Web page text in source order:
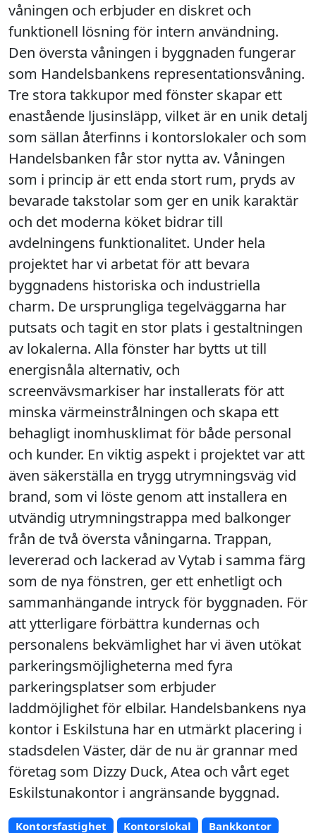
våningen och erbjuder en diskret och
funktionell lösning för intern användning.
Den översta våningen i byggnaden fungerar
som Handelsbankens representationsvåning.
Tre stora takkupor med fönster skapar ett
enastående ljusinsläpp, vilket är en unik detalj
som sällan återfinns i kontorslokaler och som
Handelsbanken får stor nytta av. Våningen
som i princip är ett enda stort rum, pryds av
bevarade takstolar som ger en unik karaktär
och det moderna köket bidrar till
avdelningens funktionalitet. Under hela
projektet har vi arbetat för att bevara
byggnadens historiska och industriella
charm. De ursprungliga tegelväggarna har
putsats och tagit en stor plats i gestaltningen
av lokalerna. Alla fönster har bytts ut till
energisnåla alternativ, och
screenvävsmarkiser har installerats för att
minska värmeinstrålningen och skapa ett
behagligt inomhusklimat för både personal
och kunder. En viktig aspekt i projektet var att
även säkerställa en trygg utrymningsväg vid
brand, som vi löste genom att installera en
utvändig utrymningstrappa med balkonger
från de två översta våningarna. Trappan,
levererad och lackerad av Vytab i samma färg
som de nya fönstren, ger ett enhetligt och
sammanhängande intryck för byggnaden. För
att ytterligare förbättra kundernas och
personalens bekvämlighet har vi även utökat
parkeringsmöjligheterna med fyra
parkeringsplatser som erbjuder
laddmöjlighet för elbilar. Handelsbankens nya
kontor i Eskilstuna har en utmärkt placering i
stadsdelen Väster, där de nu är grannar med
företag som Dizzy Duck, Atea och vårt eget
Eskilstunakontor i angränsande byggnad.
Kontorsfastighet Kontorslokal
Bankkontor